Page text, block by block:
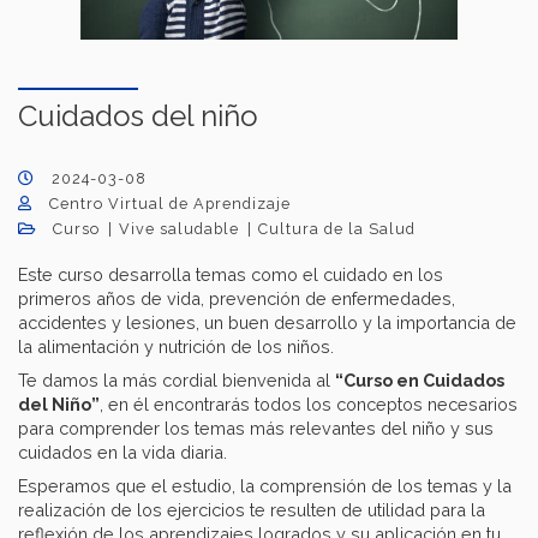
Cuidados del niño
2024-03-08
Centro Virtual de Aprendizaje
Curso
Vive saludable Cultura de la Salud
Este curso desarrolla temas como el cuidado en los
primeros años de vida, prevención de enfermedades,
accidentes y lesiones, un buen desarrollo y la importancia de
la alimentación y nutrición de los niños.
Te damos la más cordial bienvenida al “Curso en Cuidados
del Niño” , en él encontrarás todos los conceptos necesarios
para comprender los temas más relevantes del niño y sus
cuidados en la vida diaria.
Esperamos que el estudio, la comprensión de los temas y la
realización de los ejercicios te resulten de utilidad para la